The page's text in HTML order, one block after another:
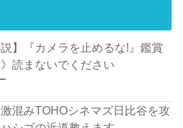
説】『カメラを止めるな!』鑑賞
読まないでください
激混みTOHOシネマズ日比谷を攻